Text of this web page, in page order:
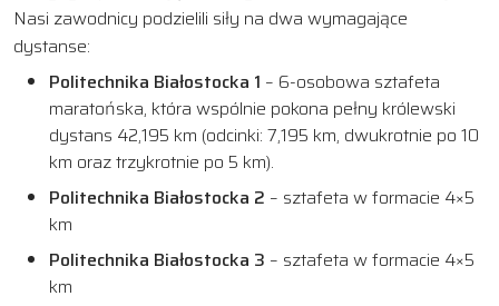
Nasi zawodnicy podzielili siły na dwa wymagające
dystanse:
Politechnika Białostocka 1 – 6-osobowa sztafeta
maratońska, która wspólnie pokona pełny królewski
dystans 42,195 km (odcinki: 7,195 km, dwukrotnie po 10
km oraz trzykrotnie po 5 km).
Politechnika Białostocka 2 – sztafeta w formacie 4×5
km
Politechnika Białostocka 3 – sztafeta w formacie 4×5
km